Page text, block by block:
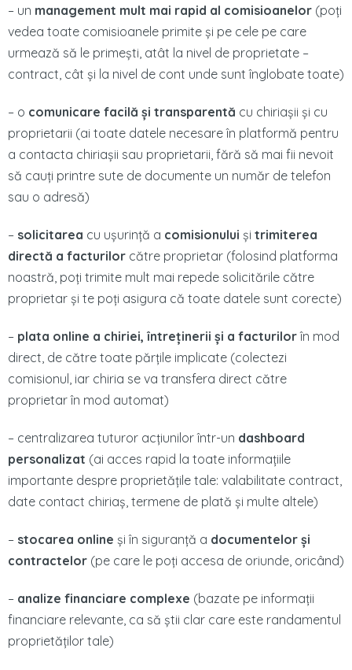
– un management mult mai rapid al comisioanelor (poți
vedea toate comisioanele primite și pe cele pe care
urmează să le primești, atât la nivel de proprietate –
contract, cât și la nivel de cont unde sunt înglobate toate)
– o comunicare facilă și transparentă cu chiriașii și cu
proprietarii (ai toate datele necesare în platformă pentru
a contacta chiriașii sau proprietarii, fără să mai fii nevoit
să cauți printre sute de documente un număr de telefon
sau o adresă)
– solicitarea cu ușurință a comisionului și trimiterea
directă a facturilor către proprietar (folosind platforma
noastră, poți trimite mult mai repede solicitările către
proprietar și te poți asigura că toate datele sunt corecte)
– plata online a chiriei, întreținerii și a facturilorîn mod
direct, de către toate părțile implicate (colectezi
comisionul, iar chiria se va transfera direct către
proprietar în mod automat)
– centralizarea tuturor acțiunilor într-un dashboard
personalizat (ai acces rapid la toate informațiile
importante despre proprietățile tale: valabilitate contract,
date contact chiriaș, termene de plată și multe altele)
– stocarea online și în siguranță a documentelor și
contractelor (pe care le poți accesa de oriunde, oricând)
– analize financiare complexe (bazate pe informații
financiare relevante, ca să știi clar care este randamentul
proprietăților tale)